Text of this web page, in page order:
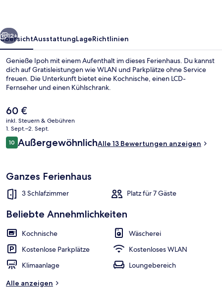
Innenbereich
Weiter
12+
ÜbersichtAusstattungLageRichtlinien
Genieße Ipoh mit einem Aufenthalt im dieses Ferienhaus. Du kannst
dich auf Gratisleistungen wie WLAN und Parkplätze ohne Service
freuen. Die Unterkunft bietet eine Kochnische, einen LCD-
Fernseher und einen Kühlschrank.
Der
aktuelle
Preis
beträgt
60 €.
60 €
inkl. Steuern & Gebühren
1. Sept.–2. Sept.
Bewertungen
1010 von 10.
AußergewöhnlichAlle 13 Bewertungen anzeigen
Ganzes Ferienhaus
3 Schlafzimmer Platz für 7 Gäste
Beliebte Annehmlichkeiten
Kochnische
Wäscherei
Kostenlose Parkplätze
Kostenloses WLAN
Klimaanlage
Loungebereich
Alle anzeigen